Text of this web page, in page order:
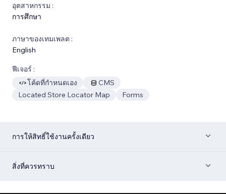
อุตสาหกรรม :
การศึกษา
ภาษาของเทมเพลต :
English
ฟีเจอร์ :
โค้ดที่กำหนดเอง
CMS
Located Store Locator Map
Forms
การให้สิทธิ์ใช้งานครั้งเดียว
สิ่งที่ควรทราบ